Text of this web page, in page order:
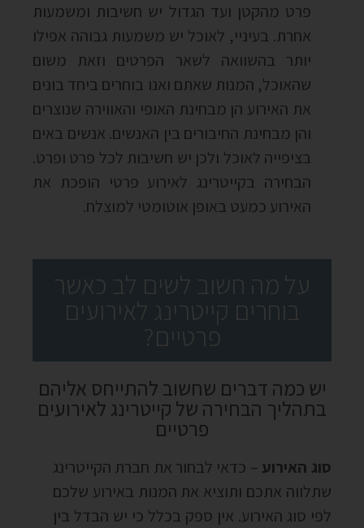
פרט מהקטן ועד הגדול יש חשיבות ומשמעות
אחרת. בעיניי, לאוכל יש משמעות גבוהה אפילו
יותר בהשוואה לשאר הפרטים וזאת משום
שהאוכל, המנות שאתם ואנו בוחרים ביחד בונים
את האירוע הן מבחינת האופי והאווירה שנוצרים
והן מבחינת החיבורים בין האנשים. אנשים באים
בציפייה לאוכל ולכן יש חשיבות לכל פרט ופרט.
הבחירה בקייטרינג לאירוע פרטי הופכת את
האירוע כמעט באופן אוטומטי למוצלח.
על מה חשוב לשים לב כאשר
בוחרים קייטרינג לאירועים
פרטיים?
יש כמה דברים שחשוב להתייחס אליהם
בתהליך הבחירה של קייטרינג לאירועים
פרטיים
סוג האירוע – כדאי לבחור את חברת הקייטרינג
שתלווה אתכם ותוציא את המנות באירוע שלכם
לפי סוג האירוע. אין ספק בכלל כי יש הבדל בין